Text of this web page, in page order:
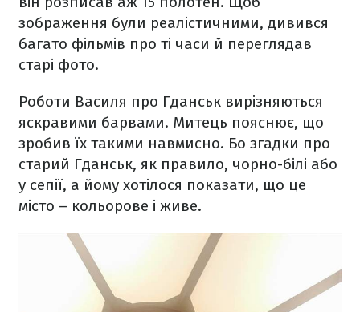
зображення були реалістичними, дивився
багато фільмів про ті часи й переглядав
старі фото.
Роботи Василя про Гданськ вирізняються
яскравими барвами. Митець пояснює, що
зробив їх такими навмисно. Бо згадки про
старий Гданськ, як правило, чорно-білі або
у сепії, а йому хотілося показати, що це
місто – кольорове і живе.